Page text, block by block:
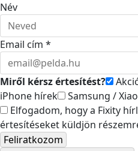
Név
Email cím *
Miről kérsz értesítést?
iPhone hírek
Samsung /
Elfogadom, hogy a Fixity
értesítéseket küldjön
Feliratkozom